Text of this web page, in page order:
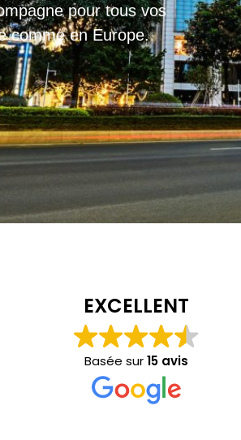
pour tous vos
comme en Europe.
EXCELLENT
Basée sur15 avis
W&A Transporter pour vos
: très bonne relation
c'est rare d'avoir ce niveau de
des transporteurs, puis très bon
de 3 jours (même sur des